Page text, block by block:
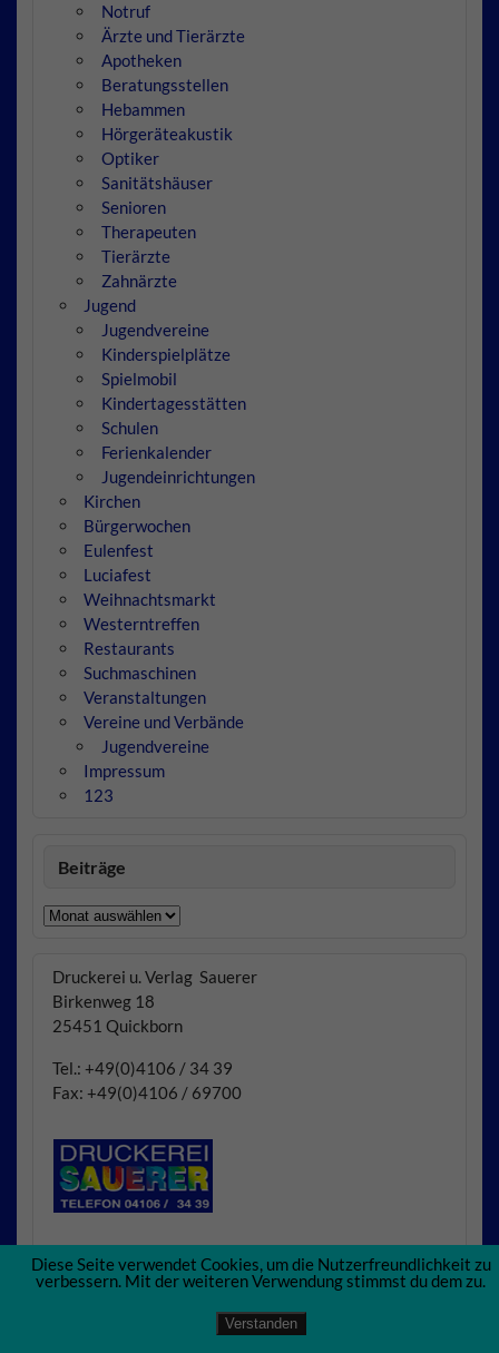
Notruf
Ärzte und Tierärzte
Apotheken
Beratungsstellen
Hebammen
Hörgeräteakustik
Optiker
Sanitätshäuser
Senioren
Therapeuten
Tierärzte
Zahnärzte
Jugend
Jugendvereine
Kinderspielplätze
Spielmobil
Kindertagesstätten
Schulen
Ferienkalender
Jugendeinrichtungen
Kirchen
Bürgerwochen
Eulenfest
Luciafest
Weihnachtsmarkt
Westerntreffen
Restaurants
Suchmaschinen
Veranstaltungen
Vereine und Verbände
Jugendvereine
Impressum
123
Beiträge
Beiträge
Druckerei u. Verlag Sauerer
Birkenweg 18
25451 Quickborn
Tel.: +49(0)4106 / 34 39
Fax: +49(0)4106 / 69700
WordPressund
Diese Seite verwendet Cookies, um die Nutzerfreundlichkeit zu
verbessern. Mit der weiteren Verwendung stimmst du dem zu.
Verstanden